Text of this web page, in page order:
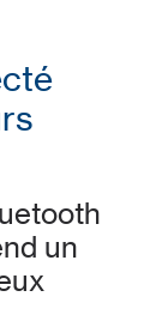
un